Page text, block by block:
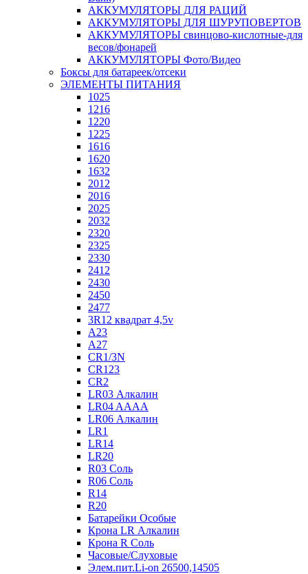
АККУМУЛЯТОРЫ ДЛЯ РАЦИЙ
АККУМУЛЯТОРЫ ДЛЯ ШУРУПОВЕРТОВ
АККУМУЛЯТОРЫ свинцово-кислотные-для
весов/фонарей
АККУМУЛЯТОРЫ Фото/Видео
Боксы для батареек/отсеки
ЭЛЕМЕНТЫ ПИТАНИЯ
1025
1216
1220
1225
1616
1620
1632
2012
2016
2025
2032
2320
2325
2330
2412
2430
2450
2477
3R12 квадрат 4,5v
A23
A27
CR1/3N
CR123
CR2
LR03 Алкалин
LR04 AAAA
LR06 Алкалин
LR1
LR14
LR20
R03 Соль
R06 Соль
R14
R20
Батарейки Особые
Крона LR Алкалин
Крона R Соль
Часовые/Слуховые
Элем.пит.Li-on 26500,14505